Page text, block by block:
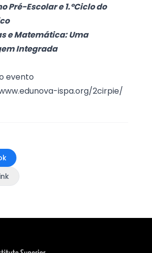
Pré-Escolar e 1.ºCiclo do
e Matemática: Uma
Integrada
evento
ispa.org/2cirpie/